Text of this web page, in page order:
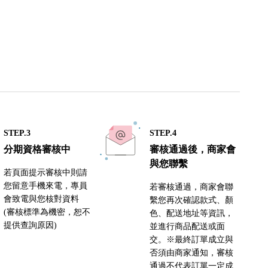
STEP.3
分期資格審核中
若頁面提示審核中則請
您留意手機來電，專員
會致電與您核對資料
(審核標準為機密，恕不
提供查詢原因)
STEP.4
審核通過後，商家會
與您聯繫
若審核通過，商家會聯
繫您再次確認款式、顏
色、配送地址等資訊，
並進行商品配送或面
交。※最終訂單成立與
否須由商家通知，審核
通過不代表訂單一定成